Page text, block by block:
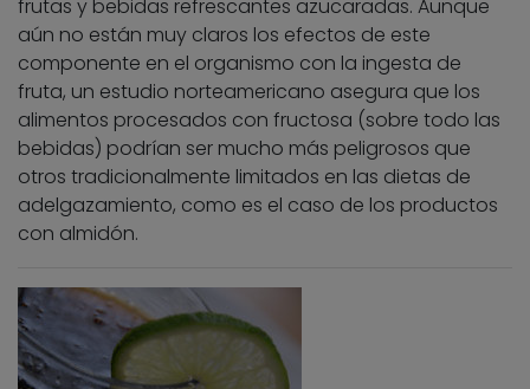
frutas y bebidas refrescantes azucaradas. Aunque
aún no están muy claros los efectos de este
componente en el organismo con la ingesta de
fruta, un estudio norteamericano asegura que los
alimentos procesados con fructosa (sobre todo las
bebidas) podrían ser mucho más peligrosos que
otros tradicionalmente limitados en las dietas de
adelgazamiento, como es el caso de los productos
con almidón.